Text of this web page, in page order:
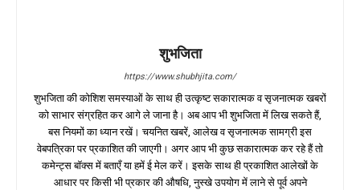
शुभजिता
https://www.shubhjita.com/
शुभजिता की कोशिश समस्याओं के साथ ही उत्कृष्ट सकारात्मक व सृजनात्मक खबरों
को साभार संग्रहित कर आगे ले जाना है। अब आप भी शुभजिता में लिख सकते हैं,
बस नियमों का ध्यान रखें। चयनित खबरें, आलेख व सृजनात्मक सामग्री इस
वेबपत्रिका पर प्रकाशित की जाएगी। अगर आप भी कुछ सकारात्मक कर रहे हैं तो
कमेन्ट्स बॉक्स में बताएँ या हमें ई मेल करें। इसके साथ ही प्रकाशित आलेखों के
आधार पर किसी भी प्रकार की औषधि, नुस्खे उपयोग में लाने से पूर्व अपने